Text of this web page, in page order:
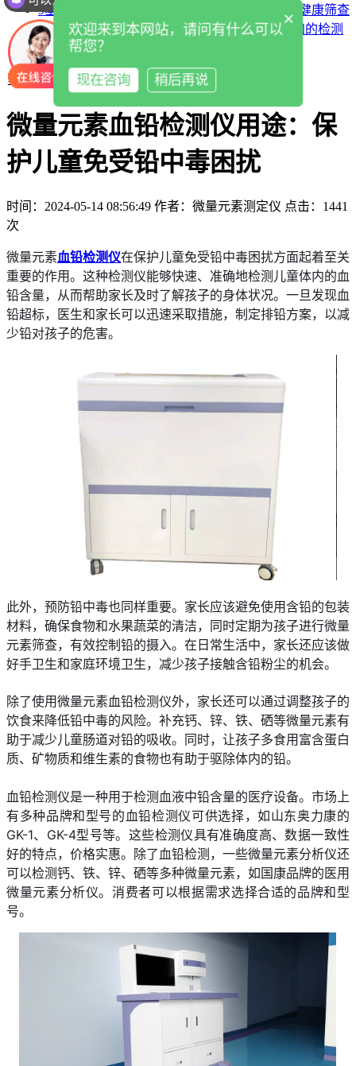
9基层医疗机构全自动微量元素检测仪落实全民健康筛查
10医用微量元素分析仪：究竟藏着多少不为人知的检测
秘密？
当前位置： 微量元素分析仪>新闻中心
微量元素血铅检测仪用途：保
护儿童免受铅中毒困扰
时间：2024-05-14 08:56:49 作者：微量元素测定仪 点击： 1441
次
微量元素血铅检测仪在保护儿童免受铅中毒困扰方面起着至关
重要的作用。这种检测仪能够快速、准确地检测儿童体内的血
铅含量，从而帮助家长及时了解孩子的身体状况。一旦发现血
铅超标，医生和家长可以迅速采取措施，制定排铅方案，以减
少铅对孩子的危害。
此外，预防铅中毒也同样重要。家长应该避免使用含铅的包装
材料，确保食物和水果蔬菜的清洁，同时定期为孩子进行微量
元素筛查，有效控制铅的摄入。在日常生活中，家长还应该做
好手卫生和家庭环境卫生，减少孩子接触含铅粉尘的机会。
除了使用微量元素血铅检测仪外，家长还可以通过调整孩子的
饮食来降低铅中毒的风险。补充钙、锌、铁、硒等微量元素有
助于减少儿童肠道对铅的吸收。同时，让孩子多食用富含蛋白
质、矿物质和维生素的食物也有助于驱除体内的铅。
血铅检测仪是一种用于检测血液中铅含量的医疗设备。市场上
有多种品牌和型号的血铅检测仪可供选择，如山东奥力康的
GK-1、GK-4型号等。这些检测仪具有准确度高、数据一致性
好的特点，价格实惠。除了血铅检测，一些微量元素分析仪还
可以检测钙、铁、锌、硒等多种微量元素，如国康品牌的医用
微量元素分析仪。消费者可以根据需求选择合适的品牌和型
号。
×
欢迎来到本网站，请问有什么可以
帮您？
现在咨询 稍后再说